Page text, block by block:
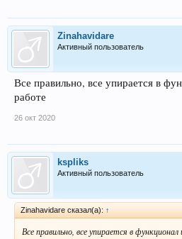
Zinahavidare
Активный пользователь
Все правильно, все упирается в
работе
26 окт 2020
kspliks
Активный пользователь
Zinahavidare сказал(а): ↑
Все правильно, все упирается в